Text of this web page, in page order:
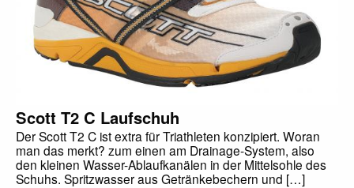
Scott T2 C Laufschuh
Der Scott T2 C ist extra für Triathleten konzipiert. Woran
man das merkt? zum einen am Drainage-System, also
den kleinen Wasser-Ablaufkanälen in der Mittelsohle des
Schuhs. Spritzwasser aus Getränkebechern und […]